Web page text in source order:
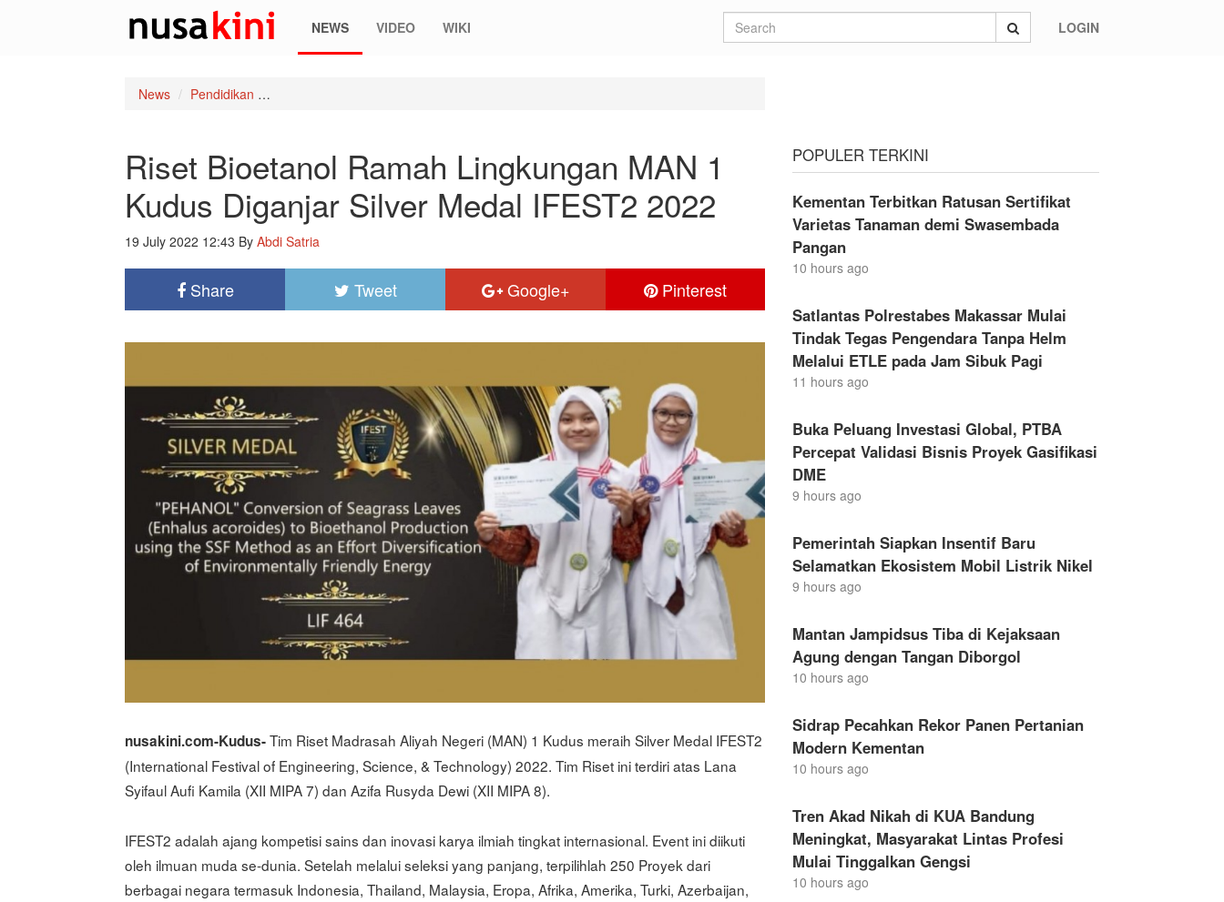
NEWS VIDEO WIKI LOGIN
News Pendidikan
Riset Bioetanol Ramah Lingkungan MAN 1
Kudus Diganjar Silver Medal IFEST2 2022
19 July 2022 12:43 By Abdi Satria
Share Tweet Google+ Pinterest
nusakini.com-Kudus-Tim Riset Madrasah Aliyah Negeri (MAN) 1 Kudus meraih Silver Medal IFEST2
(International Festival of Engineering, Science, & Technology) 2022. Tim Riset ini terdiri atas Lana
Syifaul Aufi Kamila (XII MIPA 7) dan Azifa Rusyda Dewi (XII MIPA 8).
IFEST2 adalah ajang kompetisi sains dan inovasi karya ilmiah tingkat internasional. Event ini diikuti
oleh ilmuan muda se-dunia. Setelah melalui seleksi yang panjang, terpilihlah 250 Proyek dari
berbagai negara termasuk Indonesia, Thailand, Malaysia, Eropa, Afrika, Amerika, Turki, Azerbaijan,
POPULER TERKINI
Kementan Terbitkan Ratusan Sertifikat
Varietas Tanaman demi Swasembada
Pangan
10 hours ago
Satlantas Polrestabes Makassar Mulai
Tindak Tegas Pengendara Tanpa Helm
Melalui ETLE pada Jam Sibuk Pagi
11 hours ago
Buka Peluang Investasi Global, PTBA
Percepat Validasi Bisnis Proyek Gasifikasi
DME
9 hours ago
Pemerintah Siapkan Insentif Baru
Selamatkan Ekosistem Mobil Listrik Nikel
9 hours ago
Mantan Jampidsus Tiba di Kejaksaan
Agung dengan Tangan Diborgol
10 hours ago
Sidrap Pecahkan Rekor Panen Pertanian
Modern Kementan
10 hours ago
Tren Akad Nikah di KUA Bandung
Meningkat, Masyarakat Lintas Profesi
Mulai Tinggalkan Gengsi
10 hours ago